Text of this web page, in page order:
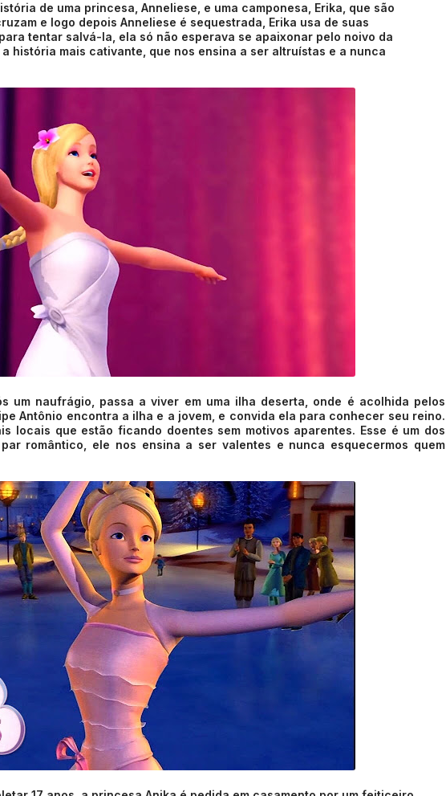
de uma princesa, Anneliese, e uma camponesa, Erika, que são
e logo depois Anneliese é sequestrada, Erika usa de suas
tentar salvá-la, ela só não esperava se apaixonar pelo noivo da
história mais cativante, que nos ensina a ser altruístas e a nunca
um naufrágio, passa a viver em uma ilha deserta, onde é acolhida pelos
Antônio encontra a ilha e a jovem, e convida ela para conhecer seu reino.
locais que estão ficando doentes sem motivos aparentes. Esse é um dos
romântico, ele nos ensina a ser valentes e nunca esquecermos quem